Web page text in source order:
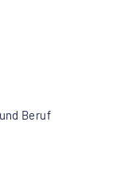
Beruf